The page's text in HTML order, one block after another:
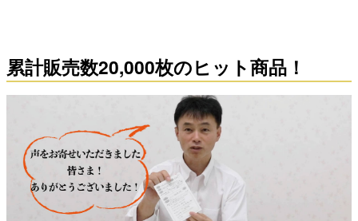
累計販売数20,000枚のヒット商品！